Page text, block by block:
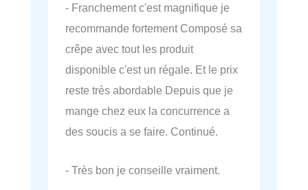
- Franchement c'est magnifique je
recommande fortement Composé sa
crêpe avec tout les produit
disponible c'est un régale. Et le prix
reste très abordable Depuis que je
mange chez eux la concurrence a
des soucis a se faire. Continué.
- Très bon je conseille vraiment.